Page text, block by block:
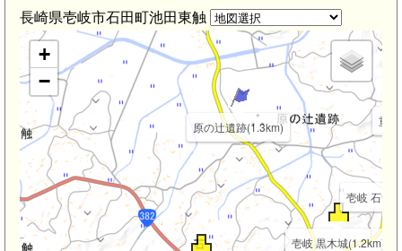
長崎県壱岐市石田町池田東触
原の辻遺跡(1.3km) 重
安国寺(2.3km)
松浦久信夫婦の拝塔(安国寺)(2.3km)
壱岐 黒木城(1.2km)
壱岐 石田
+
−